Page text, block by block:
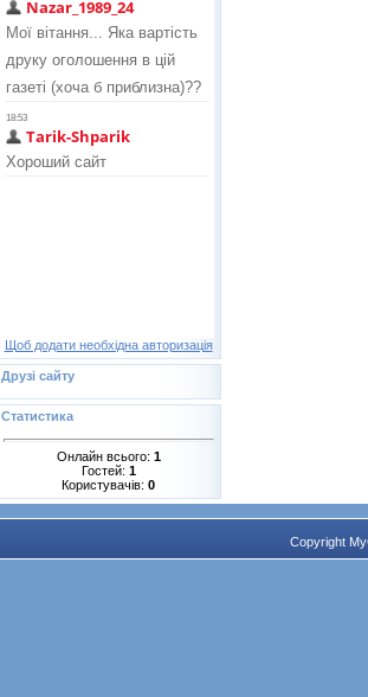
Щоб додати необхідна авторизація
Друзі сайту
Статистика
Онлайн всього: 1
Гостей: 1
Користувачів: 0
Copyright